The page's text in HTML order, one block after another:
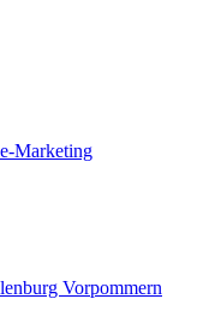
Marketing
Vorpommern